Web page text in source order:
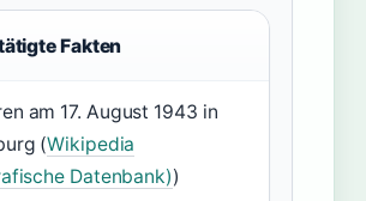
Fakten
am 17. August 1943 in
(Wikipedia
Datenbank))